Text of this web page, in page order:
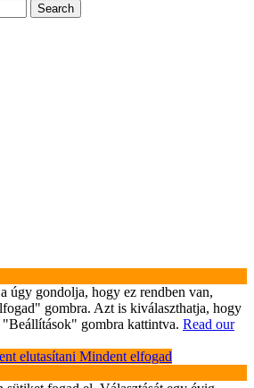
Search
úgy gondolja, hogy ez rendben van,
gombra. Azt is kiválaszthatja, hogy
"Beállítások" gombra kattintva. Read our
elutasítani Mindent elfogad